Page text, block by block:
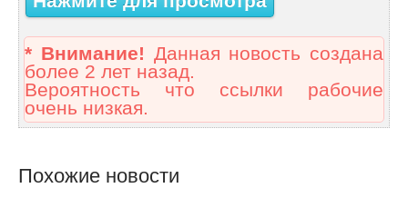
* Внимание! Данная новость создана
более 2 лет назад.
Вероятность что ссылки рабочие
очень низкая.
Похожие новости